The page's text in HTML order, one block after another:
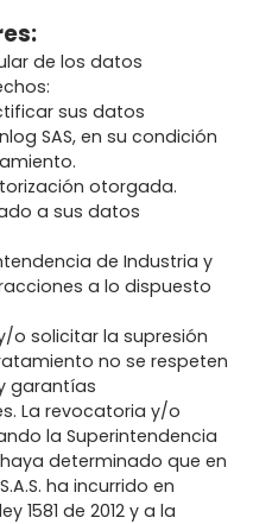
de los datos
sus datos
SAS, en su condición
otorgada.
a sus datos
de Industria y
a lo dispuesto
o solicitar la supresión
no se respeten
garantías
La revocatoria y/o
la Superintendencia
determinado que en
ha incurrido en
1581 de 2012 y a la